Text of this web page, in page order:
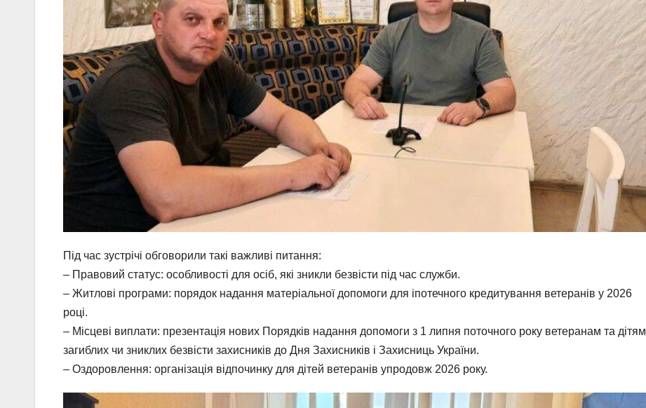
Під час зустрічі обговорили такі важливі питання:
– Правовий статус: особливості для осіб, які зникли безвісти під час служби.
– Житлові програми: порядок надання матеріальної допомоги для іпотечного кредитування ветеранів у 2026
році.
– Місцеві виплати: презентація нових Порядків надання допомоги з 1 липня поточного року ветеранам та дітям
загиблих чи зниклих безвісти захисників до Дня Захисників і Захисниць України.
– Оздоровлення: організація відпочинку для дітей ветеранів упродовж 2026 року.